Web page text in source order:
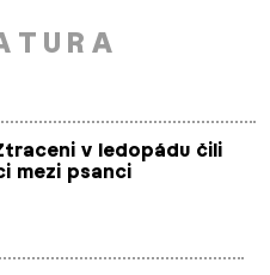
v ledopádu čili
mezi psanci